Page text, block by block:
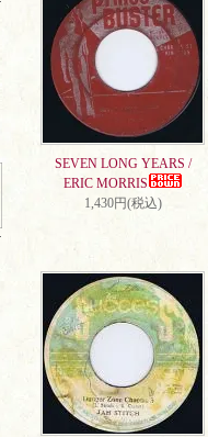
SEVEN LONG YEARS /
ERIC MORRIS
1,430円(税込)